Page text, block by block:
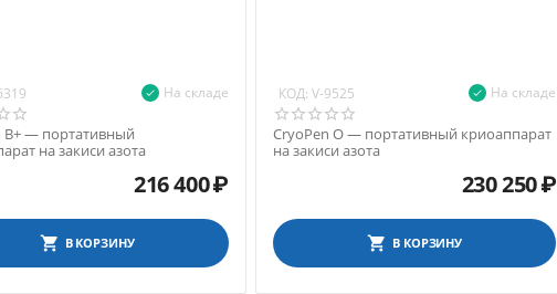
На складе
B+ — портативный
на закиси азота
216 400₽
В КОРЗИНУ
КОД: V-9525 На складе
CryoPen O — портативный криоаппарат
на закиси азота
230 250₽
В КОРЗИНУ